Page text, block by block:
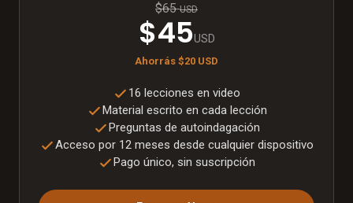
$65 USD
$45USD
Ahorrás $20 USD
16 lecciones en video
Material escrito en cada lección
Preguntas de autoindagación
Acceso por 12 meses desde cualquier dispositivo
Pago único, sin suscripción